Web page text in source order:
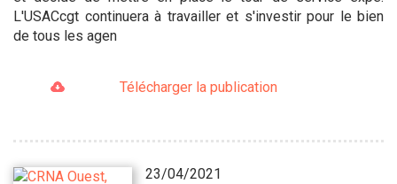
L'USACcgt continuera à travailler et s'investir pour le bien
de tous les agen
Télécharger la publication
23/04/2021